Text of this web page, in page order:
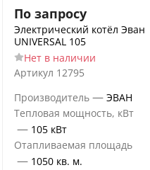
По запросу
Электрический котёл Эван
UNIVERSAL 105
Нет в наличии
Артикул 12795
Производитель — ЭВАН
Тепловая мощность, кВт
— 105 кВт
Отапливаемая площадь
— 1050 кв. м.